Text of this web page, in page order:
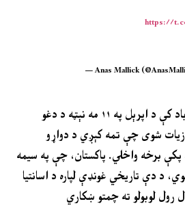
https://
— Anas Mallick
د شنونکو په وینا، په اسلام‌اباد کې د اپرېل په ۱۱ مه نېټه د دغو
شوی چې تمه کېږي د دواړو
پکې برخه واخلي. پاکستان، چې په سیمه
د دې تاریخي غونډې لپاره د اسانتیا
رول لوبولو ته چمتو ښکاري